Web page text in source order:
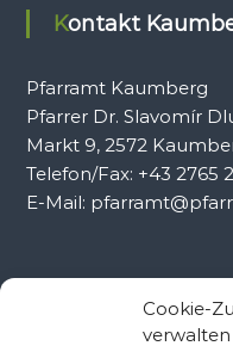
Cookie-
verwalten
Kontakt
Pfarramt Kaumberg
Pfarrer Dr. Slavomír
Markt 9, 2572
Telefon/Fax: +43 2765
E-Mail:
Kontakt Ramsau